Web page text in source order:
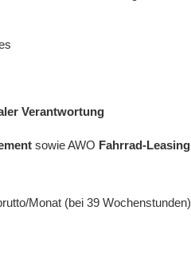
Verantwortung
sowie AWO Fahrrad-Leasing
Monat (bei 39 Wochenstunden)